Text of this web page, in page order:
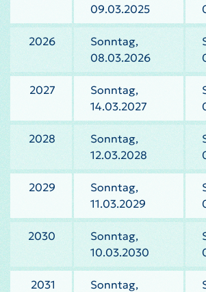
09.03.2025
2026
Sonntag,
08.03.2026
2027
Sonntag,
14.03.2027
2028
Sonntag,
12.03.2028
2029
Sonntag,
11.03.2029
2030
Sonntag,
10.03.2030
2031
Sonntag,